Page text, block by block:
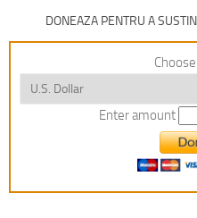
DONEAZA PENTRU A
Enter amount